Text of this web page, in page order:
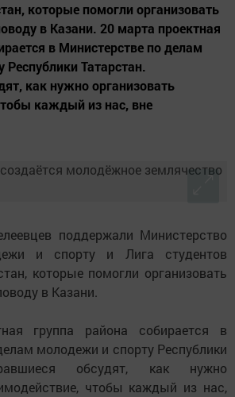
которые помогли организовать
в Казани. 20 марта проектная
в Министерстве по делам
Татарстан.
как нужно организовать
каждый из нас, вне
поддержали Министерство
и спорту и Лига студентов
которые помогли организовать
в Казани.
группа района собирается в
молодежи и спорту Республики
обсудят, как нужно
чтобы каждый из нас,